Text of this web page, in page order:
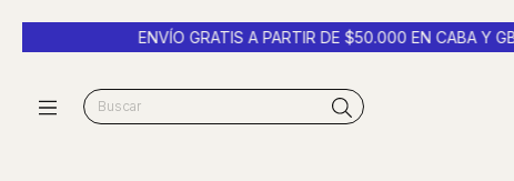
ENVÍO GRATIS A PARTIR DE $50.000 EN CABA Y GBA - 3